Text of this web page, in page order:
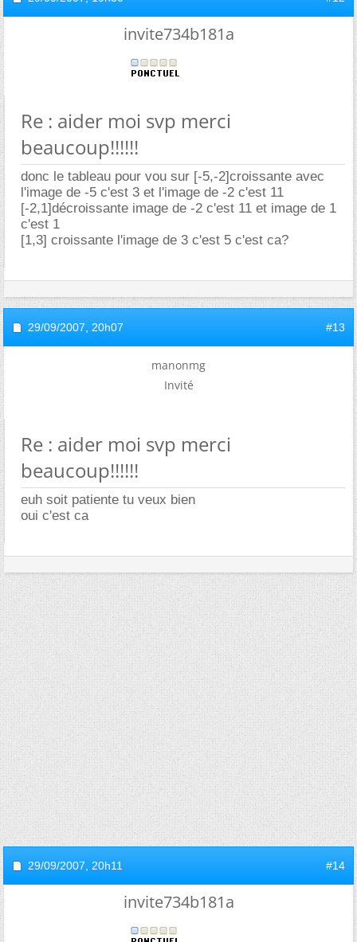
invite734b181a
Re : aider moi svp merci
beaucoup!!!!!!
donc le tableau pour vou sur [-5,-2]croissante avec
l'image de -5 c'est 3 et l'image de -2 c'est 11
[-2,1]décroissante image de -2 c'est 11 et image de 1
c'est 1
[1,3] croissante l'image de 3 c'est 5 c'est ca?
29/09/2007, 20h07 #13
manonmg
Invité
Re : aider moi svp merci
beaucoup!!!!!!
euh soit patiente tu veux bien
oui c'est ca
29/09/2007, 20h11 #14
invite734b181a